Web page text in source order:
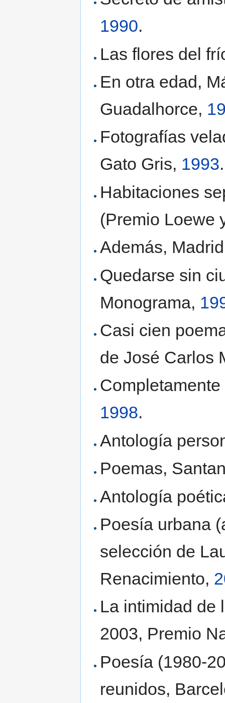
1990.
Las flores del
En otra edad,
Guadalhorce,
Fotografías
Gato Gris, 1993.
Habitaciones
(Premio Loewe
Además,
Quedarse sin
Monograma,
Casi cien
de José Carlos
1998.
Antología
Poemas,
Antología
Poesía urbana
selección de
Renacimiento,
La intimidad de
2003, Premio
Poesía (1980-
reunidos,